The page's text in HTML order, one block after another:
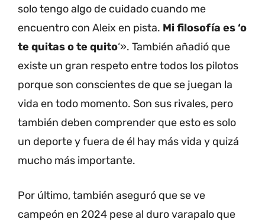
solo tengo algo de cuidado cuando me
encuentro con Aleix en pista. Mi filosofía es ‘o
te quitas o te quito‘». También añadió que
existe un gran respeto entre todos los pilotos
porque son conscientes de que se juegan la
vida en todo momento. Son sus rivales, pero
también deben comprender que esto es solo
un deporte y fuera de él hay más vida y quizá
mucho más importante.
Por último, también aseguró que se ve
campeón en 2024 pese al duro varapalo que